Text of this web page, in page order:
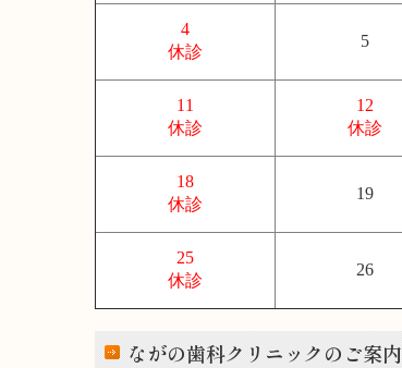
4
休診
5
11
休診
12
休診
18
休診
19
25
休診
26
ながの歯科クリニックのご案内